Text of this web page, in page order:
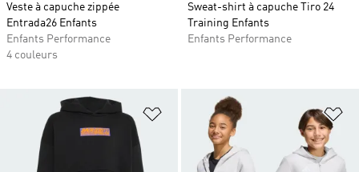
Veste à capuche zippée
Entrada26 Enfants
Enfants Performance
4 couleurs
Sweat-shirt à capuche Tiro 24
Training Enfants
Enfants Performance
Ajouter à la Liste de produits